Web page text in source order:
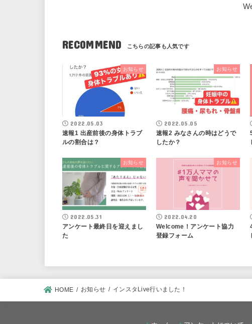
RECOMMEND
お知らせ
2022.05.03
速報1 出産前後の身体トラブ
ルの割合は？
お知らせ
2022.05.05
速報2 みなさんの時はどうで
したか？
お知らせ
2022.05.31
アンケート最終日を迎えまし
た
お知らせ
2022.04.20
Welcome！アンケート協力
登録フォーム
HOME お知らせ インスタLive行いました！